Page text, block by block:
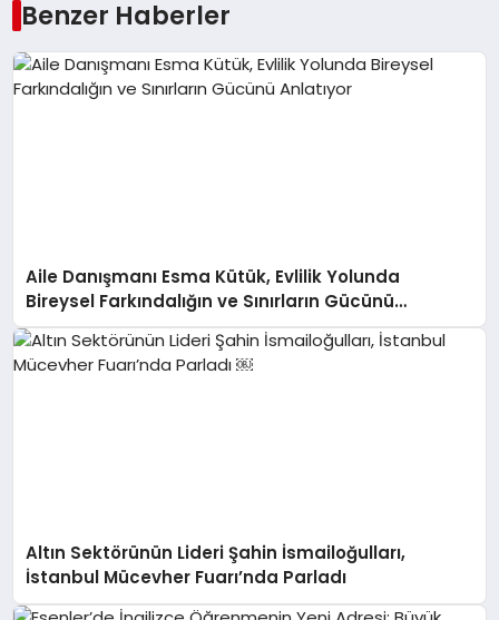
Benzer Haberler
Aile Danışmanı Esma Kütük, Evlilik Yolunda
Bireysel Farkındalığın ve Sınırların Gücünü
Anlatıyor
Altın Sektörünün Lideri Şahin İsmailoğulları,
İstanbul Mücevher Fuarı’nda Parladı ￼